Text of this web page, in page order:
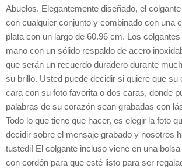
Abuelos. Elegantemente diseñado, el
con cualquier conjunto y combinado con una
plata con un largo de 60.96 cm. Los
mano con un sólido respaldo de acero
que serán un recuerdo duradero durante
su brillo. Usted puede decidir si quiere que su
cara con su foto favorita o dos caras, donde
palabras de su corazón sean grabadas con
Todo lo que tiene que hacer, es elegir la foto
decidir sobre el mensaje grabado y nosotros
tustedi! El colgante incluso viene en una
con cordón para que esté listo para ser